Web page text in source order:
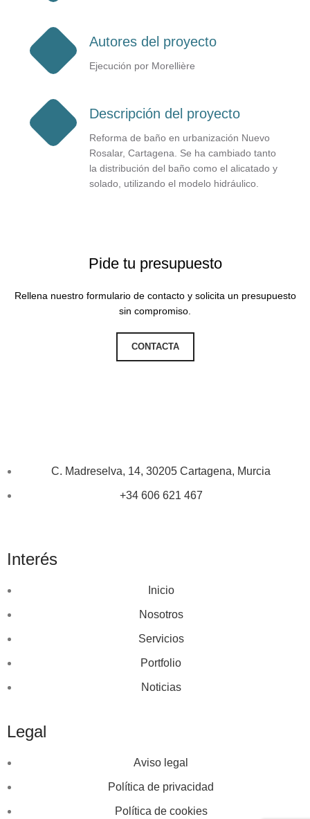
Autores del proyecto
Ejecución por Morellière
Descripción del proyecto
Reforma de baño en urbanización Nuevo
Rosalar, Cartagena. Se ha cambiado tanto
la distribución del baño como el alicatado y
solado, utilizando el modelo hidráulico.
Pide tu presupuesto
Rellena nuestro formulario de contacto y solicita un presupuesto
sin compromiso.
CONTACTA
C. Madreselva, 14, 30205 Cartagena, Murcia
+34 606 621 467
Interés
Inicio
Nosotros
Servicios
Portfolio
Noticias
Legal
Aviso legal
Política de privacidad
Política de cookies